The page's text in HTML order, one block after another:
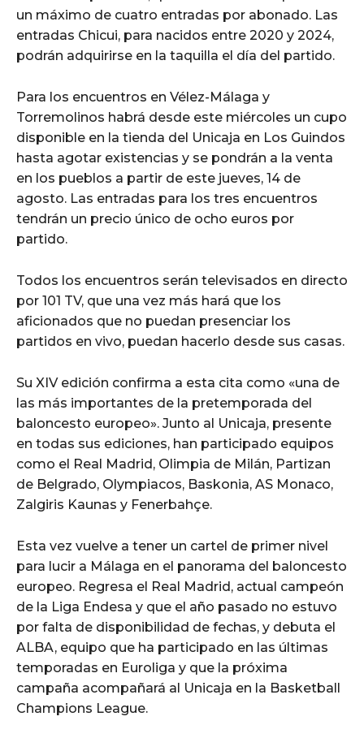
un máximo de cuatro entradas por abonado. Las
entradas Chicui, para nacidos entre 2020 y 2024,
podrán adquirirse en la taquilla el día del partido.
Para los encuentros en Vélez-Málaga y
Torremolinos habrá desde este miércoles un cupo
disponible en la tienda del Unicaja en Los Guindos
hasta agotar existencias y se pondrán a la venta
en los pueblos a partir de este jueves, 14 de
agosto. Las entradas para los tres encuentros
tendrán un precio único de ocho euros por
partido.
Todos los encuentros serán televisados en directo
por 101 TV, que una vez más hará que los
aficionados que no puedan presenciar los
partidos en vivo, puedan hacerlo desde sus casas.
Su XIV edición confirma a esta cita como «una de
las más importantes de la pretemporada del
baloncesto europeo». Junto al Unicaja, presente
en todas sus ediciones, han participado equipos
como el Real Madrid, Olimpia de Milán, Partizan
de Belgrado, Olympiacos, Baskonia, AS Monaco,
Zalgiris Kaunas y Fenerbahçe.
Esta vez vuelve a tener un cartel de primer nivel
para lucir a Málaga en el panorama del baloncesto
europeo. Regresa el Real Madrid, actual campeón
de la Liga Endesa y que el año pasado no estuvo
por falta de disponibilidad de fechas, y debuta el
ALBA, equipo que ha participado en las últimas
temporadas en Euroliga y que la próxima
campaña acompañará al Unicaja en la Basketball
Champions League.